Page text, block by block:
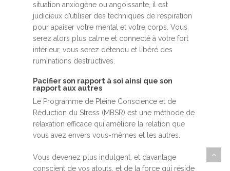
situation anxiogène ou angoissante, il est
judicieux d’utiliser des techniques de respiration
pour apaiser votre mental et votre corps. Vous
serez alors plus calme et connecté à votre fort
intérieur, vous serez détendu et libéré des
ruminations destructives.
Pacifier son rapport à soi ainsi que son
rapport aux autres
Le Programme de Pleine Conscience et de
Réduction du Stress (MBSR) est une méthode de
relaxation efficace qui améliore la relation que
vous avez envers vous-mêmes et les autres.
Vous devenez plus indulgent, et davantage
conscient de vos atouts, et de la force qui réside